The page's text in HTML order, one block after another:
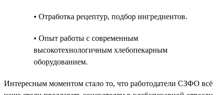
• Отработка рецептур, подбор ингредиентов.
• Опыт работы с современным
высокотехнологичным хлебопекарным
оборудованием.
Интересным моментом стало то, что работодатели СЗФО всё